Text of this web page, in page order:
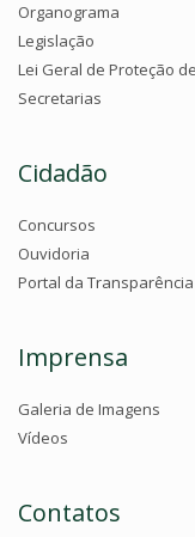
Organograma
Legislação
Lei Geral de Proteção
Secretarias
Cidadão
Concursos
Ouvidoria
Portal da Transparência
Imprensa
Galeria de Imagens
Vídeos
Contatos